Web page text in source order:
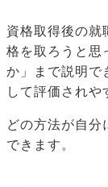
資格取得後の就
格を取ろうと思
か」まで説明で
して評価されや
どの方法が自分
できます。